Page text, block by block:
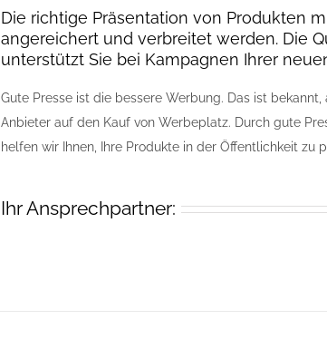
Die richtige Präsentation von Produkten
angereichert und verbreitet werden. Die
unterstützt Sie bei Kampagnen Ihrer
Gute Presse ist die bessere Werbung. Das ist
Anbieter auf den Kauf von Werbeplatz. Durch gute
helfen wir Ihnen, Ihre Produkte in der Öffentlichkeit zu
Ihr Ansprechpartner: